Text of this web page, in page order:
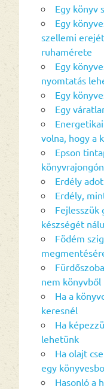
Egy könyv
Egy
szellemi
ruhamérete
Egy
nyomtatás
Egy
Egy
volna, hogy a
Epson
Erdély
Erdély,
Fejlesszük
készségét
Födém
nem könyvből
Ha a
keresnél
Ha
lehetünk
Ha olajt
egy
Hasonló a